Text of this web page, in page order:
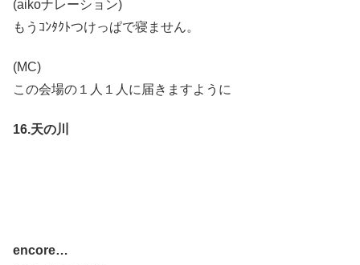
(aikoナレーション)
もうｺﾝﾀｸﾄつけっぱで寝ません。
(MC)
この会場の１人１人に届きますように
16.天の川
encore…